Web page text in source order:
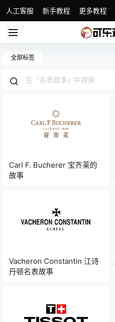
人工客服 新手教程 更多教程
全部标签
Carl F. Bucherer 宝齐莱的
故事
Vacheron Constantin 江诗
丹顿名表故事